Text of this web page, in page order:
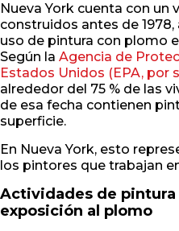
Nueva York cuenta con
construidos antes de
uso de pintura con plomo
Según la Agencia de
Estados Unidos (EPA, por
alrededor del 75 % de las
de esa fecha contienen
superficie.
En Nueva York, esto
los pintores que trabajan
Actividades de pintura
exposición al plomo